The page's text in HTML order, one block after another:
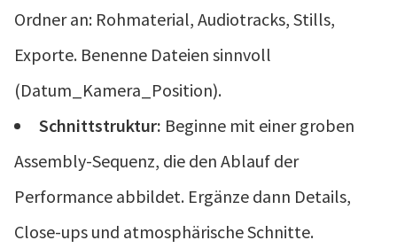
Ordner an: Rohmaterial, Audiotracks, Stills,
Exporte. Benenne Dateien sinnvoll
(Datum_Kamera_Position).
Schnittstruktur: Beginne mit einer groben
Assembly-Sequenz, die den Ablauf der
Performance abbildet. Ergänze dann Details,
Close-ups und atmosphärische Schnitte.